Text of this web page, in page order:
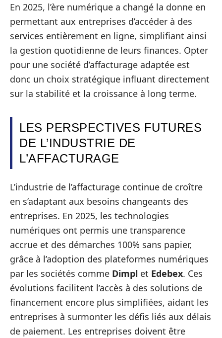
En 2025, l’ère numérique a changé la donne en
permettant aux entreprises d’accéder à des
services entièrement en ligne, simplifiant ainsi
la gestion quotidienne de leurs finances. Opter
pour une société d’affacturage adaptée est
donc un choix stratégique influant directement
sur la stabilité et la croissance à long terme.
LES PERSPECTIVES FUTURES
DE L’INDUSTRIE DE
L’AFFACTURAGE
L’industrie de l’affacturage continue de croître
en s’adaptant aux besoins changeants des
entreprises. En 2025, les technologies
numériques ont permis une transparence
accrue et des démarches 100% sans papier,
grâce à l’adoption des plateformes numériques
par les sociétés comme Dimpl et Edebex. Ces
évolutions facilitent l’accès à des solutions de
financement encore plus simplifiées, aidant les
entreprises à surmonter les défis liés aux délais
de paiement. Les entreprises doivent être